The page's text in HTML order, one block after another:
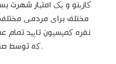
کازینو و یک امتیاز شهرت
مختلف برای مردمی
نفره کمیسیون تایید تمام
که توسط صنعت غول پیکر شبکه ایجاد.